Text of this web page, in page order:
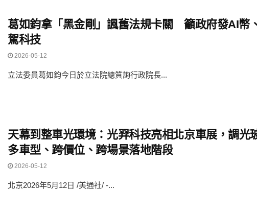
葛如鈞拿「黑金剛」諷舊法規卡關 籲政府發AI幣
駕科技
2026-05-12
立法委員葛如鈞今日於立法院總質詢行政院長...
天幕到整車光環境：光羿科技亮相北京車展，調光
多車型、跨價位、跨場景落地階段
2026-05-12
北京2026年5月12日 /美通社/ -...